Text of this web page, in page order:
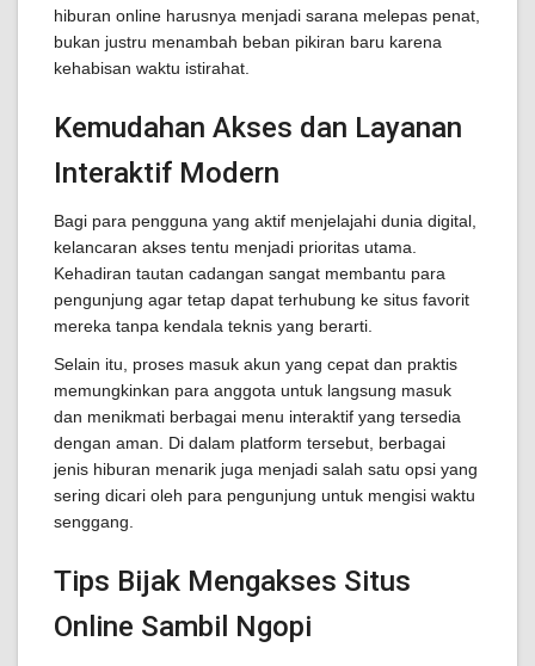
hiburan online harusnya menjadi sarana melepas penat,
bukan justru menambah beban pikiran baru karena
kehabisan waktu istirahat.
Kemudahan Akses dan Layanan
Interaktif Modern
Bagi para pengguna yang aktif menjelajahi dunia digital,
kelancaran akses tentu menjadi prioritas utama.
Kehadiran tautan cadangan sangat membantu para
pengunjung agar tetap dapat terhubung ke situs favorit
mereka tanpa kendala teknis yang berarti.
Selain itu, proses masuk akun yang cepat dan praktis
memungkinkan para anggota untuk langsung masuk
dan menikmati berbagai menu interaktif yang tersedia
dengan aman. Di dalam platform tersebut, berbagai
jenis hiburan menarik juga menjadi salah satu opsi yang
sering dicari oleh para pengunjung untuk mengisi waktu
senggang.
Tips Bijak Mengakses Situs
Online Sambil Ngopi